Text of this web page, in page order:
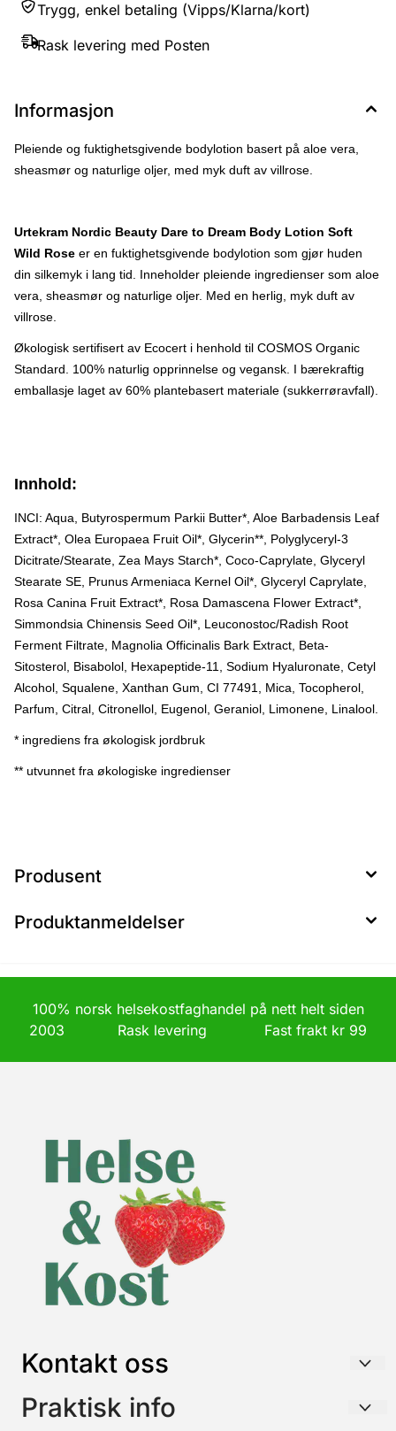
Trygg, enkel betaling (Vipps/Klarna/kort)
Rask levering med Posten
Informasjon
Pleiende og fuktighetsgivende bodylotion basert på aloe vera,
sheasmør og naturlige oljer, med myk duft av villrose.
Urtekram Nordic Beauty Dare to Dream Body Lotion Soft
Wild Rose er en fuktighetsgivende bodylotion som gjør huden
din silkemyk i lang tid. Inneholder pleiende ingredienser som aloe
vera, sheasmør og naturlige oljer. Med en herlig, myk duft av
villrose.
Økologisk sertifisert av Ecocert i henhold til COSMOS Organic
Standard. 100% naturlig opprinnelse og vegansk. I bærekraftig
emballasje laget av 60% plantebasert materiale (sukkerrøravfall).
Innhold:
INCI: Aqua, Butyrospermum Parkii Butter*, Aloe Barbadensis Leaf
Extract*, Olea Europaea Fruit Oil*, Glycerin**, Polyglyceryl-3
Dicitrate/Stearate, Zea Mays Starch*, Coco-Caprylate, Glyceryl
Stearate SE, Prunus Armeniaca Kernel Oil*, Glyceryl Caprylate,
Rosa Canina Fruit Extract*, Rosa Damascena Flower Extract*,
Simmondsia Chinensis Seed Oil*, Leuconostoc/Radish Root
Ferment Filtrate, Magnolia Officinalis Bark Extract, Beta-
Sitosterol, Bisabolol, Hexapeptide-11, Sodium Hyaluronate, Cetyl
Alcohol, Squalene, Xanthan Gum, CI 77491, Mica, Tocopherol,
Parfum, Citral, Citronellol, Eugenol, Geraniol, Limonene, Linalool.
* ingrediens fra økologisk jordbruk
** utvunnet fra økologiske ingredienser
Produsent
Produktanmeldelser
100% norsk helsekostfaghandel på nett helt siden
2003 Rask levering Fast frakt kr 99
Kontakt oss
HELSE & KOST AS
Praktisk info